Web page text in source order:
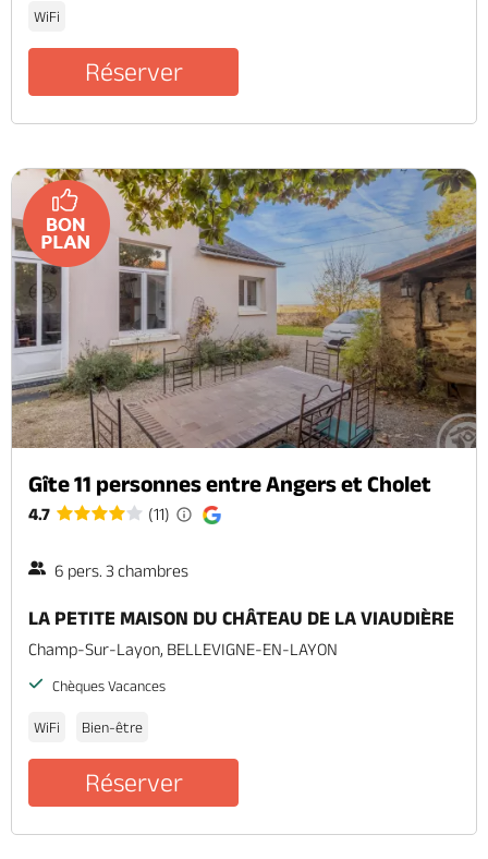
WiFi
Réserver
Gîte 11 personnes entre Angers et Cholet
4.7 (11)
6 pers. 3 chambres
LA PETITE MAISON DU CHÂTEAU DE LA VIAUDIÈRE
Champ-Sur-Layon, BELLEVIGNE-EN-LAYON
Chèques Vacances
WiFi Bien-être
Réserver